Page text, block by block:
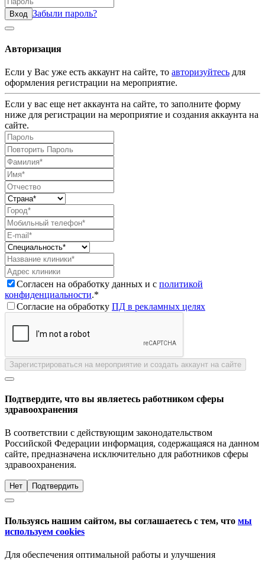
Вход Забыли пароль?
Авторизация
Если у Вас уже есть аккаунт на сайте, то авторизуйтесь для
оформления регистрации на мероприятие.
Если у вас еще нет аккаунта на сайте, то заполните форму
ниже для регистрации на мероприятие и создания аккаунта на
сайте.
Согласен на обработку данных и с политикой
конфиденциальности.*
Согласие на обработку ПД в рекламных целях
Зарегистрироваться на мероприятие и создать аккаунт на сайте
Подтвердите, что вы являетесь работником сферы
здравоохранения
В соответствии с действующим законодательством
Российской Федерации информация, содержащаяся на данном
сайте, предназначена исключительно для работников сферы
здравоохранения.
Нет Подтвердить
Пользуясь нашим сайтом, вы соглашаетесь с тем, что мы
используем cookies
Для обеспечения оптимальной работы и улучшения